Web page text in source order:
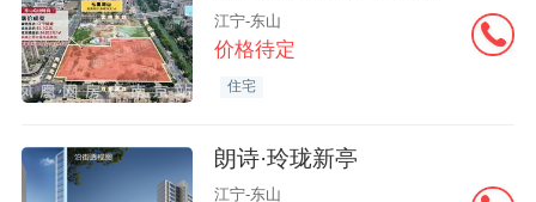
江宁-东山
价格待定
住宅
朗诗·玲珑新亭
江宁-东山